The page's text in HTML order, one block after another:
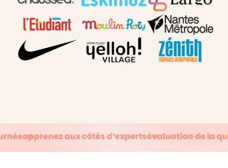
côtés d’expertsévaluation de la qualité après